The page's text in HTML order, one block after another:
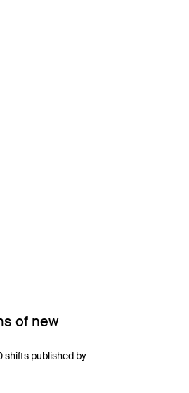
of new
shifts published by